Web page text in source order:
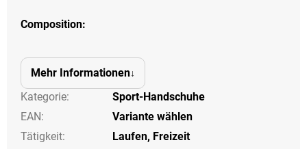
Composition:
Mehr Informationen
Kategorie:
Sport-Handschuhe
EAN:
Variante wählen
Tätigkeit: Laufen, Freizeit